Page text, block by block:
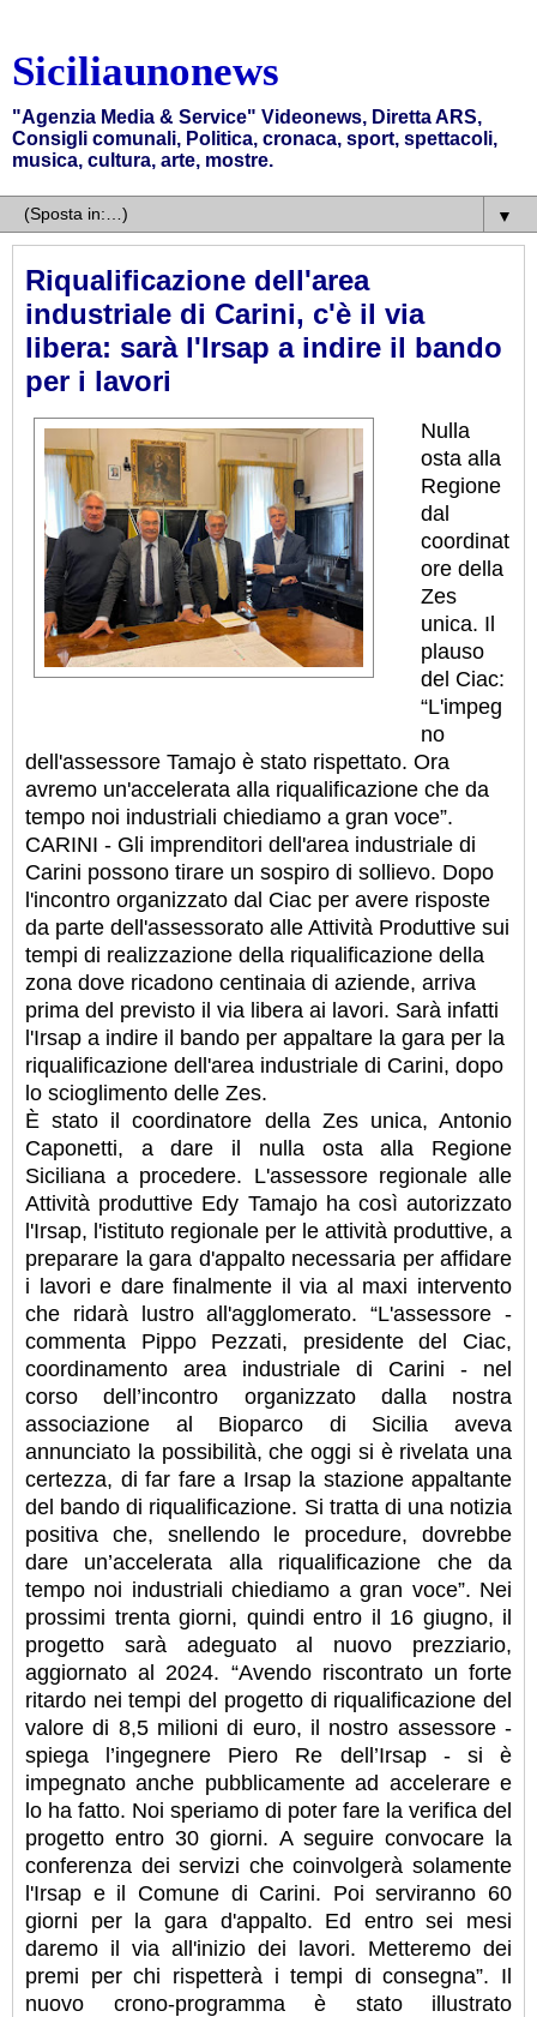
Siciliaunonews
"Agenzia Media & Service" Videonews, Diretta ARS,
Consigli comunali, Politica, cronaca, sport, spettacoli,
musica, cultura, arte, mostre.
▼
Riqualificazione dell'area
industriale di Carini, c'è il via
libera: sarà l'Irsap a indire il bando
per i lavori
Nulla
osta alla
Regione
dal
coordinat
ore della
Zes
unica. Il
plauso
del Ciac:
“L'impeg
no
dell'assessore Tamajo è stato rispettato. Ora
avremo un'accelerata alla riqualificazione che da
tempo noi industriali chiediamo a gran voce”.
CARINI - Gli imprenditori dell'area industriale di
Carini possono tirare un sospiro di sollievo. Dopo
l'incontro organizzato dal Ciac per avere risposte
da parte dell'assessorato alle Attività Produttive sui
tempi di realizzazione della riqualificazione della
zona dove ricadono centinaia di aziende, arriva
prima del previsto il via libera ai lavori. Sarà infatti
l'Irsap a indire il bando per appaltare la gara per la
riqualificazione dell'area industriale di Carini, dopo
lo scioglimento delle Zes.
È stato il coordinatore della Zes unica, Antonio
Caponetti, a dare il nulla osta alla Regione
Siciliana a procedere. L'assessore regionale alle
Attività produttive Edy Tamajo ha così autorizzato
l'Irsap, l'istituto regionale per le attività produttive, a
preparare la gara d'appalto necessaria per affidare
i lavori e dare finalmente il via al maxi intervento
che ridarà lustro all'agglomerato. “L'assessore -
commenta Pippo Pezzati, presidente del Ciac,
coordinamento area industriale di Carini - nel
corso dell’incontro organizzato dalla nostra
associazione al Bioparco di Sicilia aveva
annunciato la possibilità, che oggi si è rivelata una
certezza, di far fare a Irsap la stazione appaltante
del bando di riqualificazione. Si tratta di una notizia
positiva che, snellendo le procedure, dovrebbe
dare un’accelerata alla riqualificazione che da
tempo noi industriali chiediamo a gran voce”. Nei
prossimi trenta giorni, quindi entro il 16 giugno, il
progetto sarà adeguato al nuovo prezziario,
aggiornato al 2024. “Avendo riscontrato un forte
ritardo nei tempi del progetto di riqualificazione del
valore di 8,5 milioni di euro, il nostro assessore -
spiega l’ingegnere Piero Re dell’Irsap - si è
impegnato anche pubblicamente ad accelerare e
lo ha fatto. Noi speriamo di poter fare la verifica del
progetto entro 30 giorni. A seguire convocare la
conferenza dei servizi che coinvolgerà solamente
l'Irsap e il Comune di Carini. Poi serviranno 60
giorni per la gara d'appalto. Ed entro sei mesi
daremo il via all'inizio dei lavori. Metteremo dei
premi per chi rispetterà i tempi di consegna”. Il
nuovo crono-programma è stato illustrato